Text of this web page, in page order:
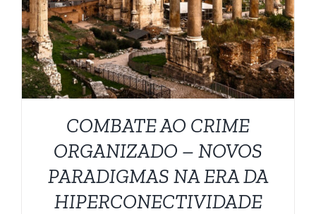
COMBATE AO CRIME
ORGANIZADO – NOVOS
PARADIGMAS NA ERA DA
HIPERCONECTIVIDADE